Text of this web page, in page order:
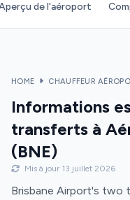
de l'aéroport
HOME CHAUFFEUR
Informations
transferts à
(BNE)
Mis à jour 13 juillet 2026
Brisbane Airport's two